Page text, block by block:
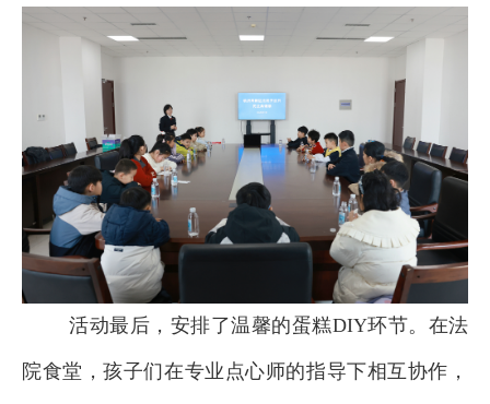
活动最后，安排了温馨的蛋糕DIY环节。在法
院食堂，孩子们在专业点心师的指导下相互协作，